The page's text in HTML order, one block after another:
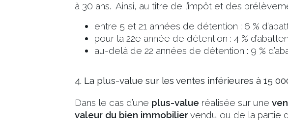
à 30 ans. Ainsi, au titre de l’impôt et des
entre 5 et 21 années de détention : 6 %
pour la 22e année de détention : 4 %
au-delà de 22 années de détention : 9 %
4. La plus-value sur les ventes inférieures à 15
Dans le cas d’une plus-value réalisée sur une
valeur du bien immobiliervendu ou de la partie